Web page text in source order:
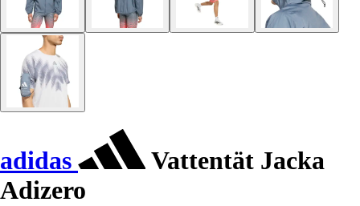
adidas
Vattentät Jacka
Adizero